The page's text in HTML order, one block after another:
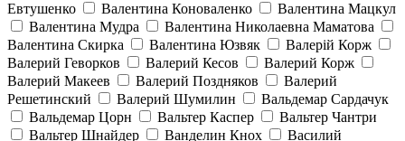
Евтушенко
Валентина Коноваленко
Валентина Мацкул
Валентина Мудра
Валентина Николаевна Маматова
Валентина Скирка
Валентина Юзвяк
Валерій Корж
Валерий Геворков
Валерий Кесов
Валерий Корж
Валерий Макеев
Валерий Поздняков
Валерий
Решетинский
Валерий Шумилин
Вальдемар Сардачук
Вальдемар Цорн
Вальтер Каспер
Вальтер Чантри
Вальтер Шнайдер
Ванделин Кнох
Василий